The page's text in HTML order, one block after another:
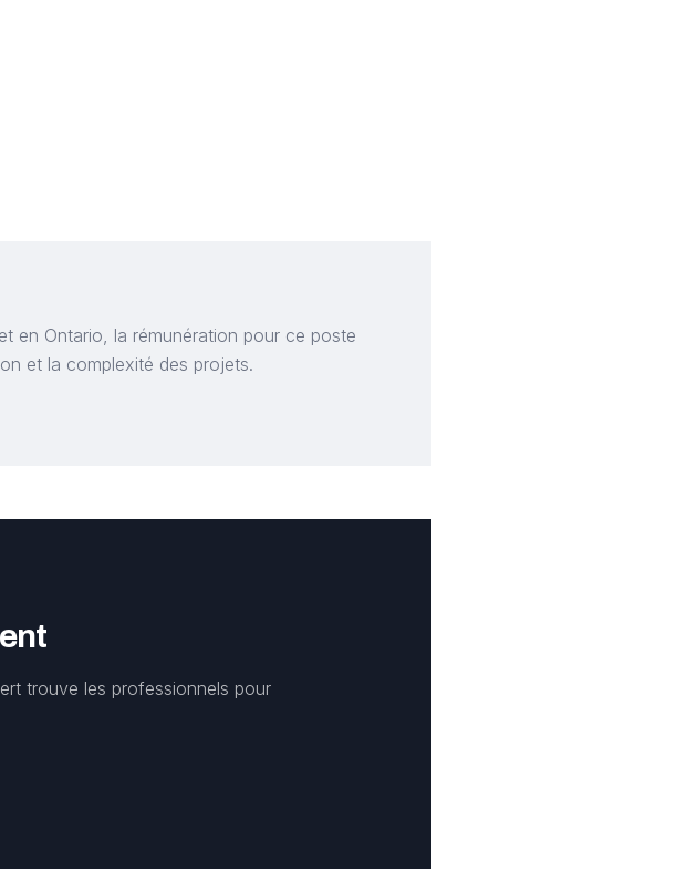
en Ontario, la rémunération pour ce poste
et la complexité des projets.
trouve les professionnels pour